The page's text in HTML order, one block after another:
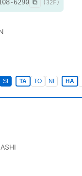
6290 ⧉ ( 32 F)
SI TA TO NI HA